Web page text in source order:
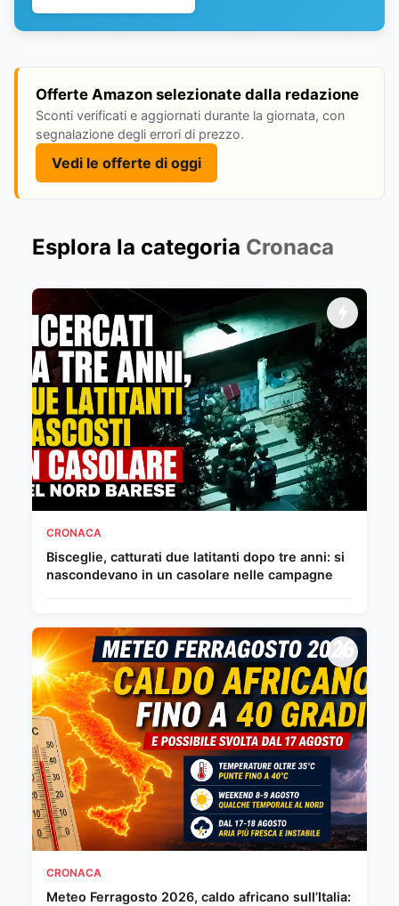
Offerte Amazon selezionate dalla redazione
Sconti verificati e aggiornati durante la giornata, con
segnalazione degli errori di prezzo.
Vedi le offerte di oggi
Esplora la categoria Cronaca
CRONACA
Bisceglie, catturati due latitanti dopo tre anni: si
nascondevano in un casolare nelle campagne
CRONACA
Meteo Ferragosto 2026, caldo africano sull’Italia: